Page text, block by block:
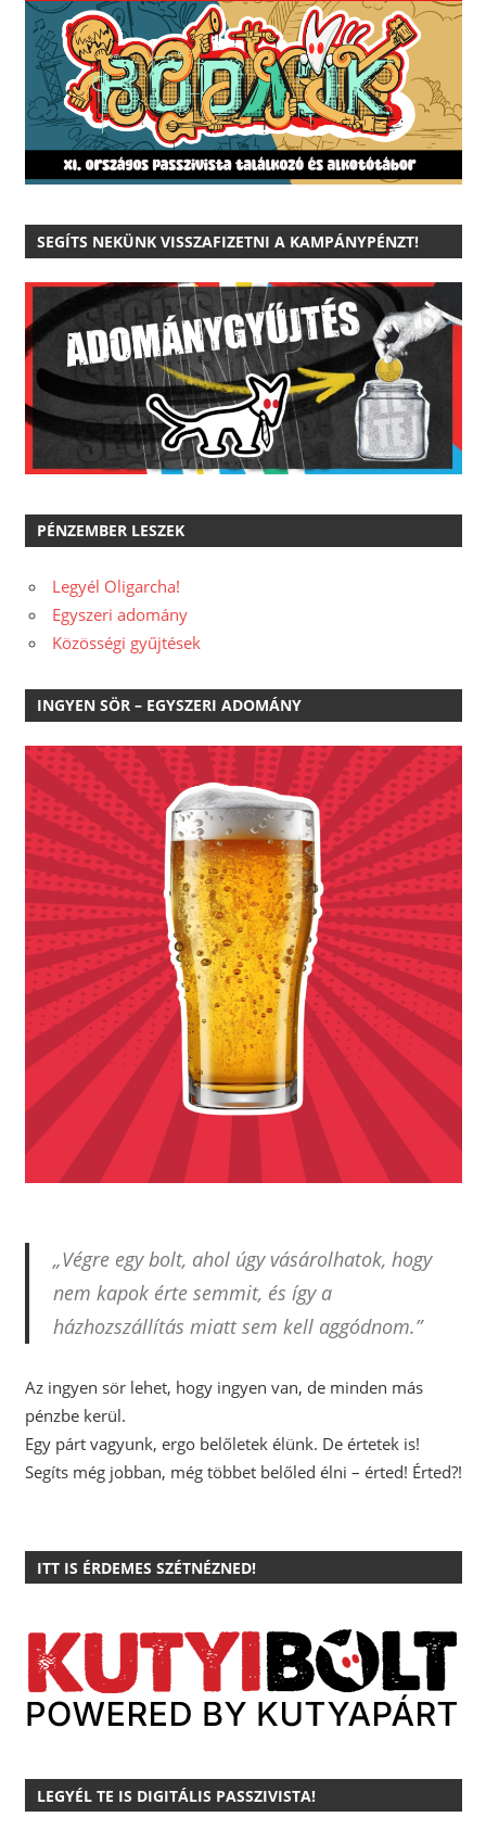
SEGÍTS NEKÜNK VISSZAFIZETNI A KAMPÁNYPÉNZT!
PÉNZEMBER LESZEK
Legyél Oligarcha!
Egyszeri adomány
Közösségi gyűjtések
INGYEN SÖR – EGYSZERI ADOMÁNY
„Végre egy bolt, ahol úgy vásárolhatok, hogy
nem kapok érte semmit, és így a
házhozszállítás miatt sem kell aggódnom.”
Az ingyen sör lehet, hogy ingyen van, de minden más
pénzbe kerül.
Egy párt vagyunk, ergo belőletek élünk. De értetek is!
Segíts még jobban, még többet belőled élni – érted! Érted?!
ITT IS ÉRDEMES SZÉTNÉZNED!
LEGYÉL TE IS DIGITÁLIS PASSZIVISTA!